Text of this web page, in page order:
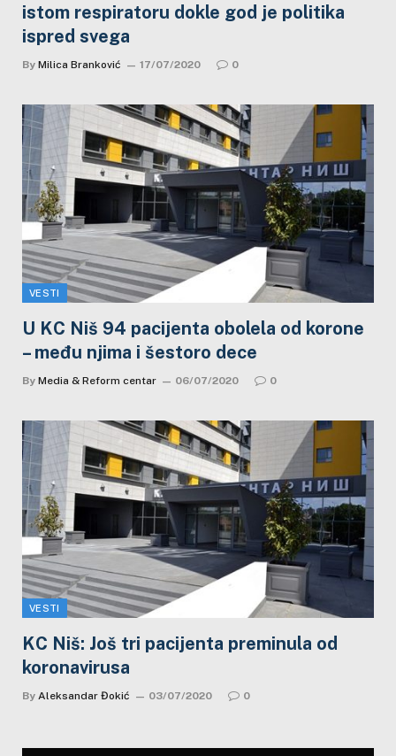
istom respiratoru dokle god je politika
ispred svega
By Milica Branković 17/07/2020 0
VESTI
U KC Niš 94 pacijenta obolela od korone
– među njima i šestoro dece
By Media & Reform centar 06/07/2020 0
VESTI
KC Niš: Još tri pacijenta preminula od
koronavirusa
By Aleksandar Đokić 03/07/2020 0